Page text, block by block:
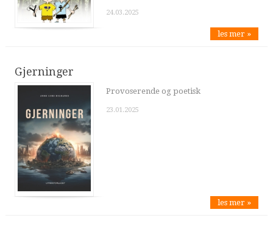
24.03.2025
les mer »
Gjerninger
Provoserende og poetisk
23.01.2025
les mer »